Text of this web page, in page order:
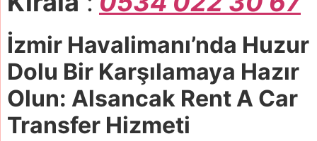
İzmir Havalimanı’nda Huzur
Dolu Bir Karşılamaya Hazır
Olun: Alsancak Rent A Car
Transfer Hizmeti